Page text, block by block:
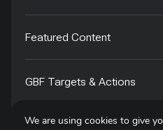
Featured Content
GBF Targets & Actions
Tech4Species
We are using cookies to give